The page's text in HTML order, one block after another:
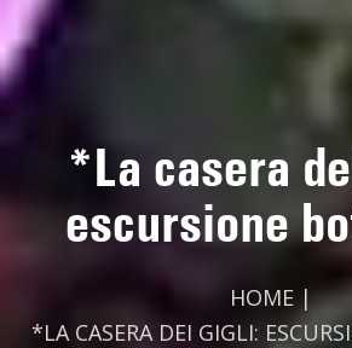
*La casera
escursione
HOME |
*LA CASERA DEI GIGLI: